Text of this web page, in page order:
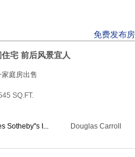
免费发布
宅 前后风景宜人
家庭房出售
SQ.FT.
Sotheby''s I...
Douglas Carroll